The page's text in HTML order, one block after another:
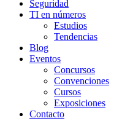
Seguridad
TI en números
Estudios
Tendencias
Blog
Eventos
Concursos
Convenciones
Cursos
Exposiciones
Contacto